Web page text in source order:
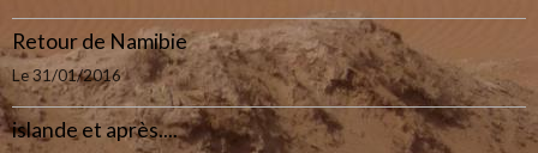
Retour de Namibie
Le 31/01/2016
islande et après....